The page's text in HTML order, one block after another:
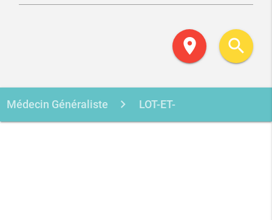
location_on search
Médecin Généraliste LOT-ET-